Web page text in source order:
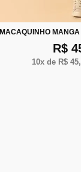
MACAQUINHO
R$
10x de R$
M